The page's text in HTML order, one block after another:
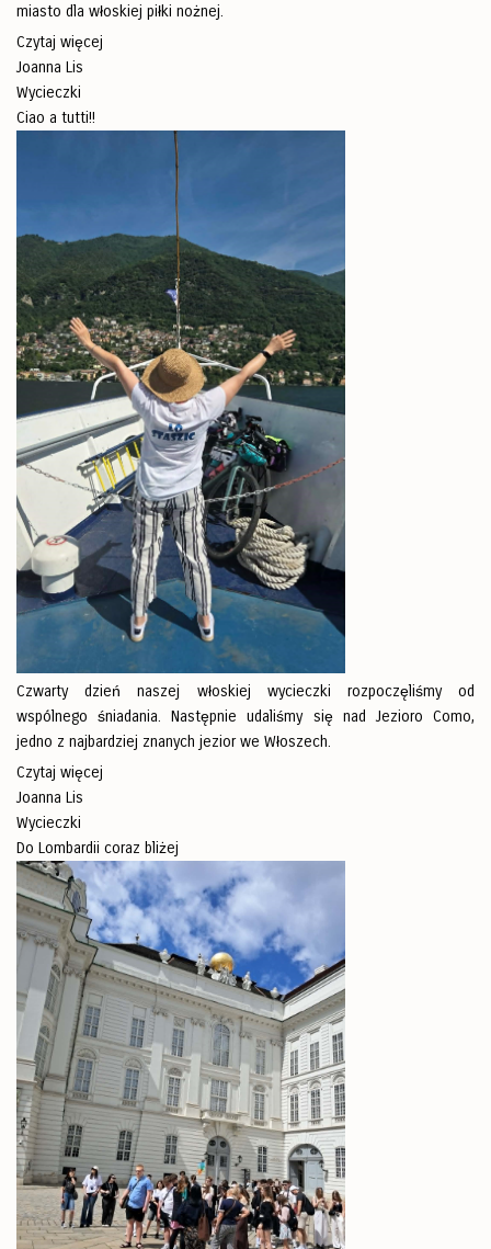
miasto dla włoskiej piłki nożnej.
Czytaj więcej
Joanna Lis
Wycieczki
Ciao a tutti!!
Czwarty dzień naszej włoskiej wycieczki rozpoczęliśmy od
wspólnego śniadania. Następnie udaliśmy się nad Jezioro Como,
jedno z najbardziej znanych jezior we Włoszech.
Czytaj więcej
Joanna Lis
Wycieczki
Do Lombardii coraz bliżej